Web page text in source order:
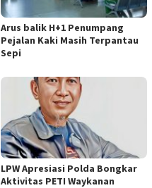
Arus balik H+1 Penumpang
Pejalan Kaki Masih Terpantau
Sepi
LPW Apresiasi Polda Bongkar
Aktivitas PETI Waykanan